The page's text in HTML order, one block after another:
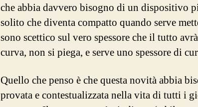
che abbia davvero bisogno di un dispositivo
solito che diventa compatto quando serve
sono scettico sul vero spessore che il tutto
curva, non si piega, e serve uno spessore di
Quello che penso è che questa novità abbia
provata e contestualizzata nella vita di tutti i